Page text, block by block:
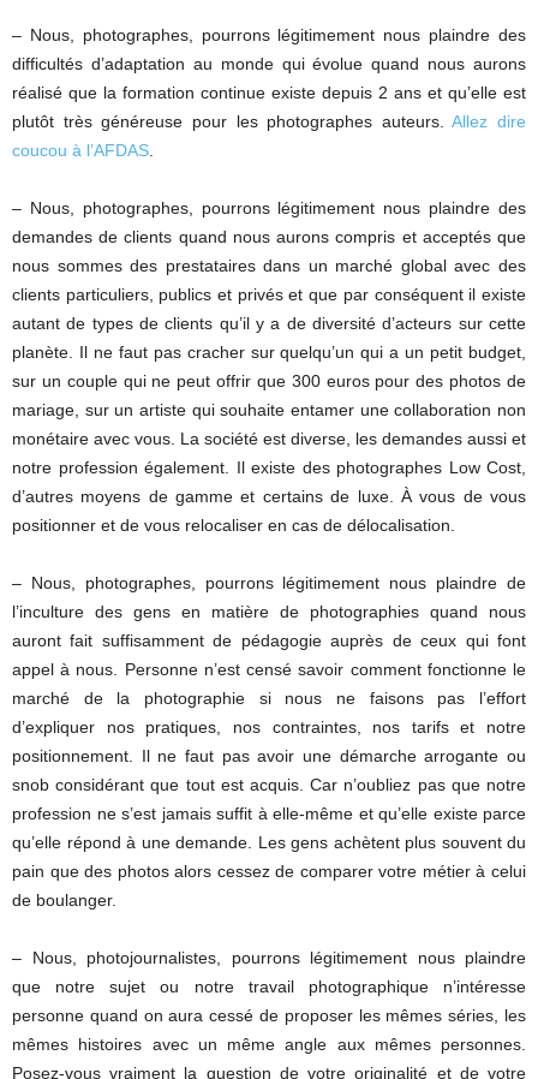
– Nous, photographes, pourrons légitimement nous plaindre des
difficultés d’adaptation au monde qui évolue quand nous aurons
réalisé que la formation continue existe depuis 2 ans et qu’elle est
plutôt très généreuse pour les photographes auteurs.Allez dire
coucou à l’AFDAS
– Nous, photographes, pourrons légitimement nous plaindre des
demandes de clients quand nous aurons compris et acceptés que
nous sommes des prestataires dans un marché global avec des
clients particuliers, publics et privés et que par conséquent il existe
autant de types de clients qu’il y a de diversité d’acteurs sur cette
planète. Il ne faut pas cracher sur quelqu’un qui a un petit budget,
sur un couple qui ne peut offrir que 300 euros pour des photos de
mariage, sur un artiste qui souhaite entamer une collaboration non
monétaire avec vous. La société est diverse, les demandes aussi et
notre profession également. Il existe des photographes Low Cost,
d’autres moyens de gamme et certains de luxe. À vous de vous
positionner et de vous relocaliser en cas de délocalisation.
– Nous, photographes, pourrons légitimement nous plaindre de
l’inculture des gens en matière de photographies quand nous
auront fait suffisamment de pédagogie auprès de ceux qui font
appel à nous. Personne n’est censé savoir comment fonctionne le
marché de la photographie si nous ne faisons pas l’effort
d’expliquer nos pratiques, nos contraintes, nos tarifs et notre
positionnement. Il ne faut pas avoir une démarche arrogante ou
snob considérant que tout est acquis. Car n’oubliez pas que notre
profession ne s’est jamais suffit à elle-même et qu’elle existe parce
qu’elle répond à une demande. Les gens achètent plus souvent du
pain que des photos alors cessez de comparer votre métier à celui
de boulanger.
– Nous, photojournalistes, pourrons légitimement nous plaindre
que notre sujet ou notre travail photographique n’intéresse
personne quand on aura cessé de proposer les mêmes séries, les
mêmes histoires avec un même angle aux mêmes personnes.
Posez-vous vraiment la question de votre originalité et de votre